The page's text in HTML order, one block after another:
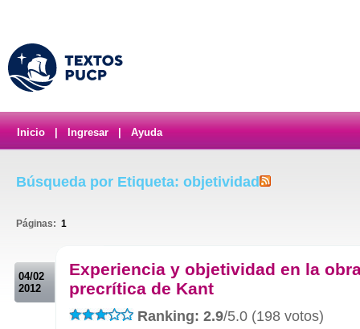
Inicio Ingresar Ayuda
Búsqueda por Etiqueta: objetividad
Páginas: 1
04/02
2012
Experiencia y objetividad en la
precrítica de Kant
Ranking: 2.9/5.0 (198 votos)